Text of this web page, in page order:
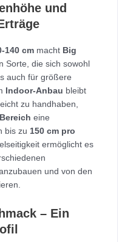
und
140 cm macht Big
Sorte, die sich sowohl
auch für größere
Indoor-Anbau bleibt
zu handhaben,
eine
bis zu 150 cm pro
ermöglicht es
und von den
– Ein